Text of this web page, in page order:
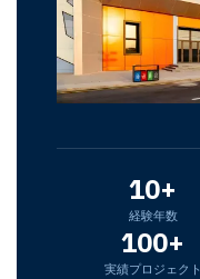
10+
経験年数
100+
実績プロジェクト